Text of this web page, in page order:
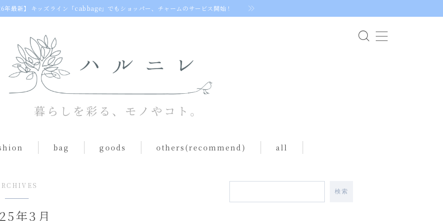
年最新】 キッズライン「cabbage」でもショッパー、チャームのサービス開始！
bag
toast bag
goods others(recommend) all
年3月
検索